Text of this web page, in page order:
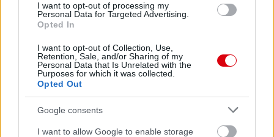
I want to opt-out of processing my
Personal Data for Targeted Advertising.
Opted In
I want to opt-out of Collection, Use,
Retention, Sale, and/or Sharing of my
Personal Data that Is Unrelated with the
Purposes for which it was collected.
Opted Out
Google consents
I want to allow Google to enable storage
Kapcsolódó hírek
PLETYKÁK, ÁTIGAZOLÁSOK